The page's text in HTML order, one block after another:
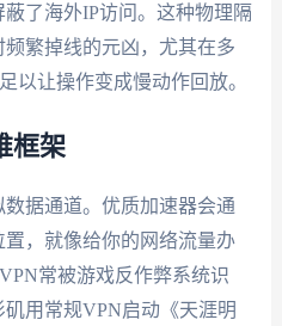
了海外IP访问。这种物理隔
繁掉线的元凶，尤其在多
以让操作变成慢动作回放。
框架
据通道。优质加速器会通
，就像给你的网络流量办
常被游戏反作弊系统识
用常规VPN启动《天涯明